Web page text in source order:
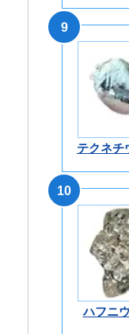
9
テクネチ
10
ハフニ